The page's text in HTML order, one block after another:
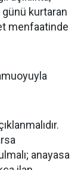
günü kurtaran
menfaatinde
anayasa